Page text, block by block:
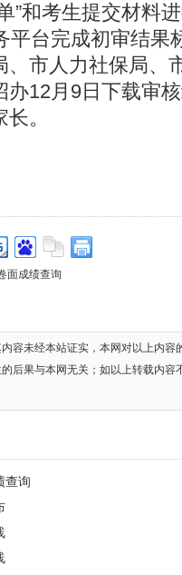
”和考生提交材料
平台完成初审结果
市人力社保局、
12月9日下载审
。
面成绩查询
容未经本站证实，本网对以上内
后果与本网无关；如以上转载内容
查询